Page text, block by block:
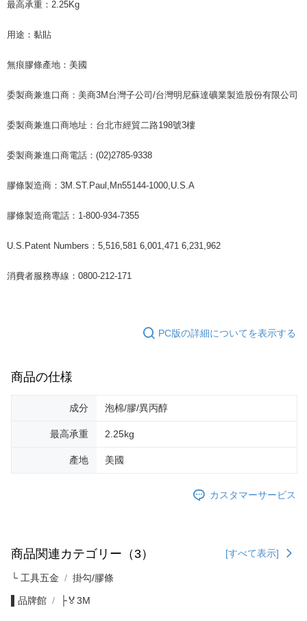
ります。支払い期限を過ぎた場合、その金額に基づいて年利20%の遅延滞
行使したい場合は、ネットプロテクションズ
てAFTEEにご提供いただく、またはAFTEEにあなたの個人情報の収集、処
理、利用を許可することににご同意いただけない場合は、当サービスを選
最高承重：2.25Kg
用途：黏貼
無痕膠條產地：美國
委製商兼進口商：美商3M台灣子公司/台灣明尼蘇達礦業製造股份有限公司
委製商兼進口商地址：台北市經貿二路198號3樓
委製商兼進口商電話：(02)2785-9338
膠條製造商：3M.ST.Paul,Mn55144-1000,U.S.A
膠條製造商電話：1-800-934-7355
U.S.Patent Numbers：5,516,581 6,001,471 6,231,962
消費者服務專線：0800-212-171
PC版の詳細についてを表示する
商品の仕様
成分 泡棉/膠/異丙醇
最高承重 2.25kg
產地 美國
カスタマーサービス
商品関連カテゴリー（3） [すべて表示]
└ 工具五金 掛勾/膠條
▌品牌館 ├🏅3M